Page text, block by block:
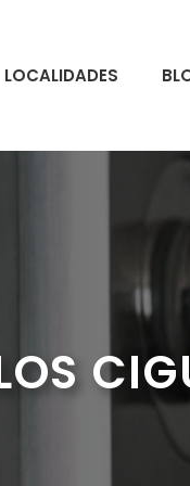
LOCALIDADES